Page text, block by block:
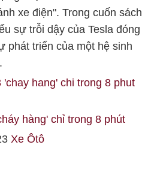
xe điện". Trong cuốn sách
sự trỗi dậy của Tesla đóng
phát triển của một hệ sinh
hàng' chỉ trong 8 phút
Xe Ôtô